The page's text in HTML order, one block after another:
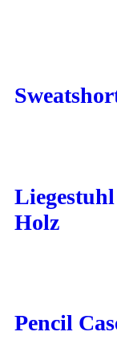
Holz
Pencil